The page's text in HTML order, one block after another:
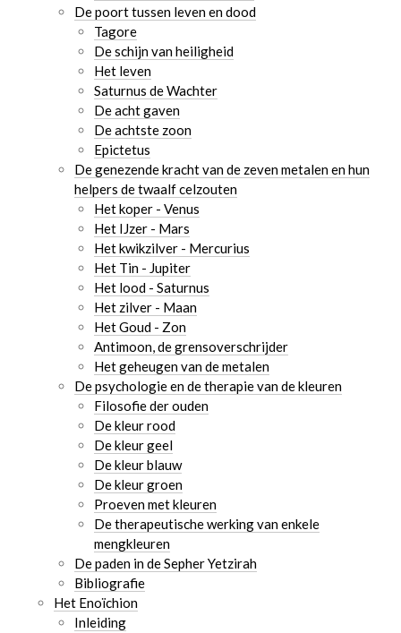
De poort tussen leven en dood
Tagore
De schijn van heiligheid
Het leven
Saturnus de Wachter
De acht gaven
De achtste zoon
Epictetus
De genezende kracht van de zeven metalen en hun
helpers de twaalf celzouten
Het koper - Venus
Het IJzer - Mars
Het kwikzilver - Mercurius
Het Tin - Jupiter
Het lood - Saturnus
Het zilver - Maan
Het Goud - Zon
Antimoon, de grensoverschrijder
Het geheugen van de metalen
De psychologie en de therapie van de kleuren
Filosofie der ouden
De kleur rood
De kleur geel
De kleur blauw
De kleur groen
Proeven met kleuren
De therapeutische werking van enkele
mengkleuren
De paden in de Sepher Yetzirah
Bibliografie
Het Enoïchion
Inleiding